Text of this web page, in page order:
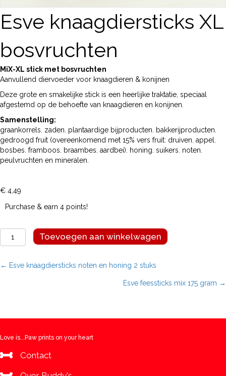
Esve knaagdiersticks XL
bosvruchten
MiX-XL stick met bosvruchten
Aanvullend diervoeder voor knaagdieren & konijnen
Deze grote en smakelijke stick is een heerlijke traktatie, speciaal
afgestemd op de behoefte van knaagdieren en konijnen.
Samenstelling:
graankorrels. zaden. plantaardige bijproducten. bakkerijproducten.
gedroogd fruit (overeenkomend met 15% vers fruit: druiven. appel.
bosbes. framboos. braambes. aardbei). honing. suikers. noten.
peulvruchten en mineralen.
€ 4,49
Purchase & earn 4 points!
knaagdiersticks
bosvruchten
Toevoegen aan winkelwagen
Posts
← Esve knaagdiersticks noten en honing 2 stuks
Esve feessticks mix 175 gram →
Love is...Paw prints on your heart
Contact